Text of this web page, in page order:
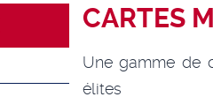
CARTES
Une gamme de
élites